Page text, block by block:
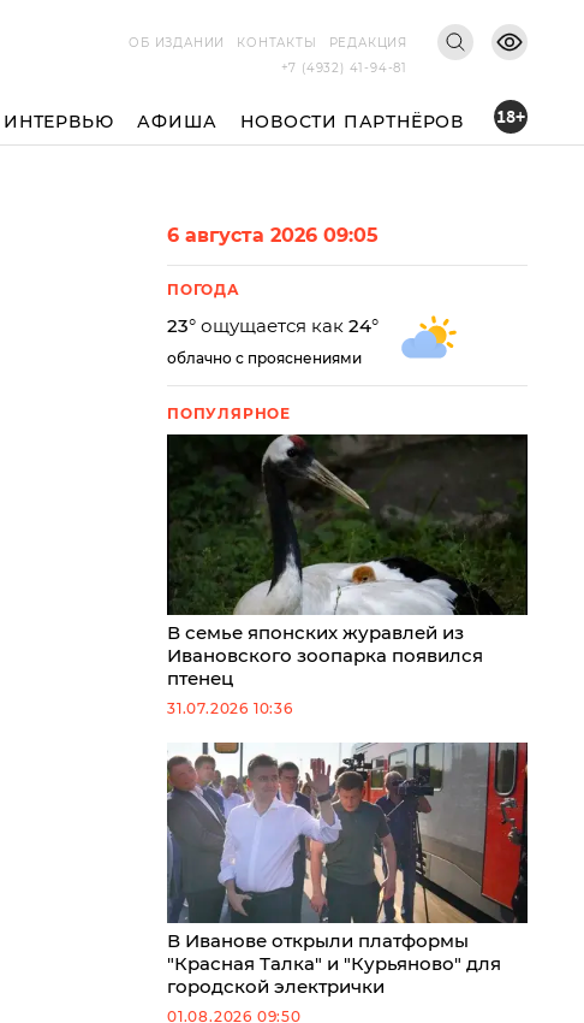
ОБ ИЗДАНИИ
КОНТАКТЫ
РЕДАКЦИЯ
+7 (4932) 41-94-81
ИНТЕРВЬЮ АФИША НОВОСТИ ПАРТНЁРОВ 18+
6 августа 2026 09:05
ПОГОДА
23° ощущается как 24°
облачно с прояснениями
ПОПУЛЯРНОЕ
В семье японских журавлей из
Ивановского зоопарка появился
птенец
31.07.2026 10:36
В Иванове открыли платформы
"Красная Талка" и "Курьяново" для
городской электрички
01.08.2026 09:50